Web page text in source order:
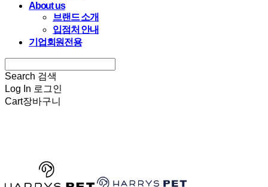
About us
브랜드 소개
입점처 안내
기업회원전용
Search 검색
Log In 로그인
Cart장바구니